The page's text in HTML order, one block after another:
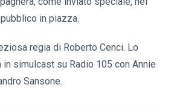
in piazza.
regia di Roberto Cenci. Lo
in simulcast su Radio 105 con Annie
Sansone.